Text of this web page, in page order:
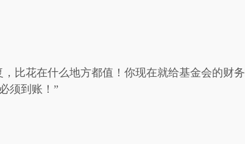
比花在什么地方都值！你现在就给基金会的财
须到账！”